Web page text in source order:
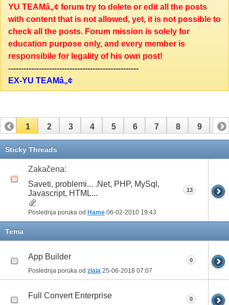
YU TEAMâ„¢ forum try to delete or edit all the posts
with content that is not allowed, yet, it is not possible to
check all the posts. Forum mission is solely for
education purpose only, and every member is
responsibile for legality of his own post!
---------------------------------------------------
EX-YU TEAMâ„¢
1 2 3 4 5 6 7 8 9 10
11 12
Sticky Threads
Zakačena:
Saveti, problemi... .Net, PHP, MySql,
Javascript, HTML...
Poslednja poruka od Hame 06-02-2010 19:43
13
Tema
App Builder
Poslednja poruka od zlaja 25-06-2018 07:07
0
Full Convert Enterprise 0